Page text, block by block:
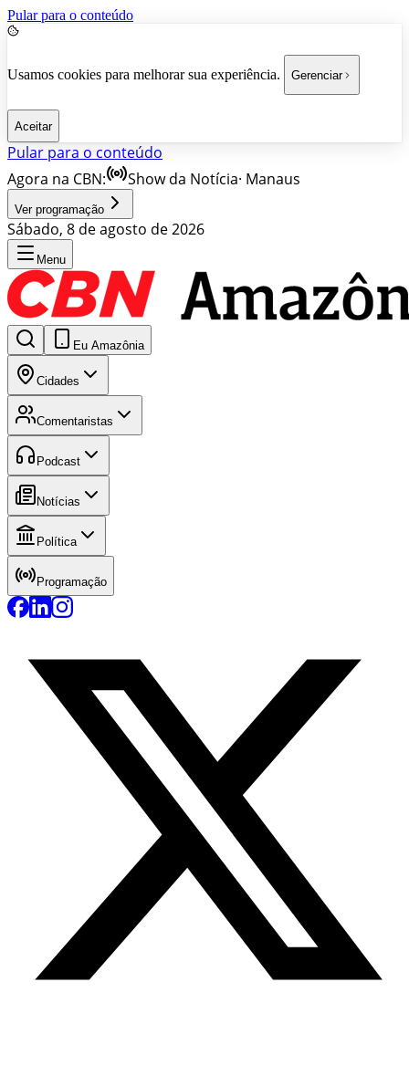
Pular para o conteúdo
Usamos cookies para melhorar sua experiência. Gerenciar
Aceitar
Pular para o conteúdo
Agora na CBN:
Show da Notícia· Manaus
Ver programação
Sábado, 8 de agosto de 2026
Menu
Eu Amazônia
Cidades
Comentaristas
Podcast
Notícias
Política
Programação